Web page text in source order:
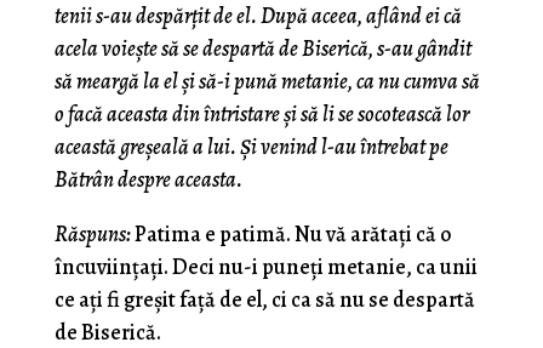
tenii s-au despărţit de el. După aceea, aflând ei că
acela voieşte să se despartă de Biserică, s-au gândit
să meargă la el şi să-i pună metanie, ca nu cumva să
o facă aceasta din întristare şi să li se socotească lor
această greşeală a lui. Şi venind l-au întrebat pe
Bătrân despre aceasta.
Răspuns:Patima e patimă. Nu vă arătaţi că o
încuviinţaţi. Deci nu-i puneţi metanie, ca unii
ce aţi fi greşit faţă de el, ci ca să nu se despartă
de Biserică.